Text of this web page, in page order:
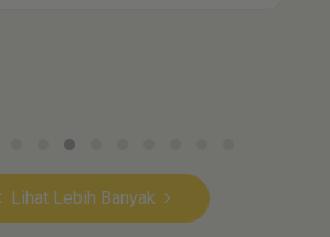
Lihat Lebih Banyak